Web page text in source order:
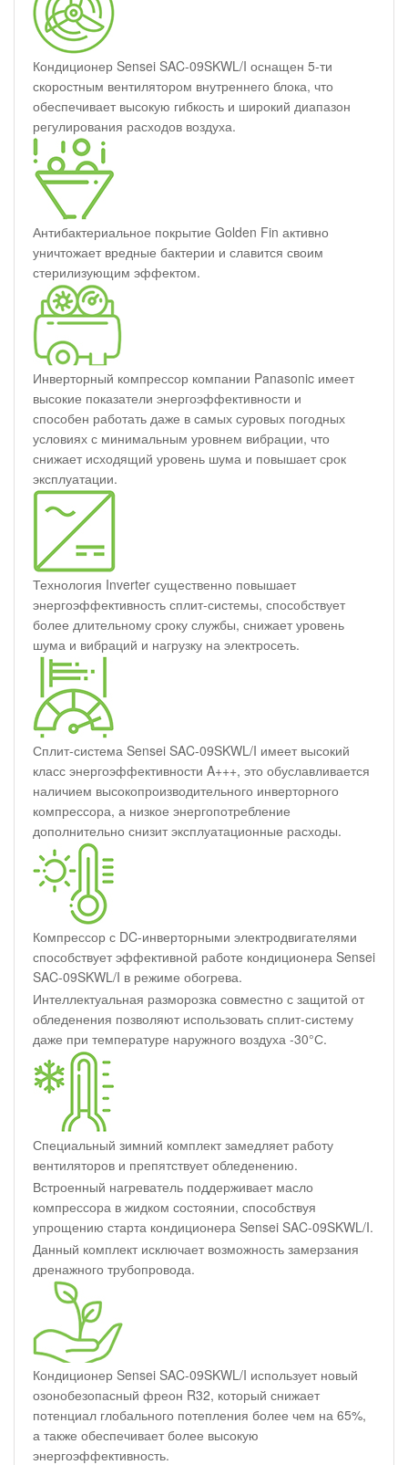
Кондиционер Sensei SAC-09SKWL/I оснащен 5-ти
скоростным вентилятором внутреннего блока, что
обеспечивает высокую гибкость и широкий диапазон
регулирования расходов воздуха.
Антибактериальное покрытие Golden Fin активно
уничтожает вредные бактерии и славится своим
стерилизующим эффектом.
Инверторный компрессор компании Panasonic имеет
высокие показатели энергоэффективности и
способен работать даже в самых суровых погодных
условиях с минимальным уровнем вибрации, что
снижает исходящий уровень шума и повышает срок
эксплуатации.
Технология Inverter существенно повышает
энергоэффективность сплит-системы, способствует
более длительному сроку службы, снижает уровень
шума и вибраций и нагрузку на электросеть.
Сплит-система Sensei SAC-09SKWL/I имеет высокий
класс энергоэффективности A+++, это обуславливается
наличием высокопроизводительного инверторного
компрессора, а низкое энергопотребление
дополнительно снизит эксплуатационные расходы.
Компрессор с DC-инверторными электродвигателями
способствует эффективной работе кондиционера Sensei
SAC-09SKWL/I в режиме обогрева.
Интеллектуальная разморозка совместно с защитой от
обледенения позволяют использовать сплит-систему
даже при температуре наружного воздуха -30°С.
Специальный зимний комплект замедляет работу
вентиляторов и препятствует обледенению.
Встроенный нагреватель поддерживает масло
компрессора в жидком состоянии, способствуя
упрощению старта кондиционера Sensei SAC-09SKWL/I.
Данный комплект исключает возможность замерзания
дренажного трубопровода.
Кондиционер Sensei SAC-09SKWL/I использует новый
озонобезопасный фреон R32, который снижает
потенциал глобального потепления более чем на 65%,
а также обеспечивает более высокую
энергоэффективность.